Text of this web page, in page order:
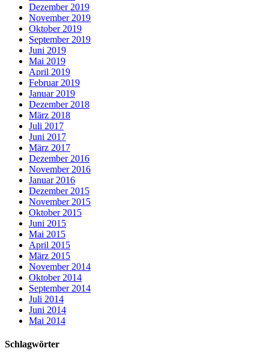
Dezember 2019
November 2019
Oktober 2019
September 2019
Juni 2019
Mai 2019
April 2019
Februar 2019
Januar 2019
Dezember 2018
März 2018
Juli 2017
Juni 2017
März 2017
Dezember 2016
November 2016
Januar 2016
Dezember 2015
November 2015
Oktober 2015
Juni 2015
Mai 2015
April 2015
März 2015
November 2014
Oktober 2014
September 2014
Juli 2014
Juni 2014
Mai 2014
Schlagwörter